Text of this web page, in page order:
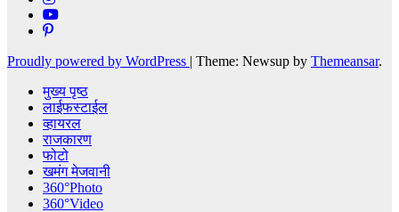
Proudly powered by WordPress | Theme: Newsup by Themeansar.
मुख्य पृष्ठ
लाईफस्टाईल
व्हायरल
राजकारण
फोटो
खमंग मेजवानी
360°Photo
360°Video